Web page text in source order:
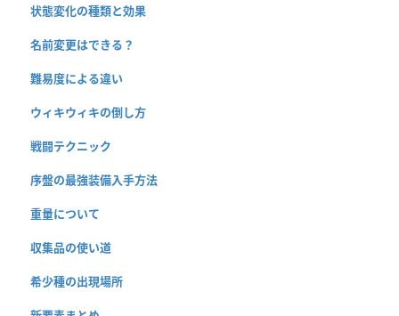
状態変化の種類と効果
名前変更はできる？
難易度による違い
ウィキウィキの倒し方
戦闘テクニック
序盤の最強装備入手方法
重量について
収集品の使い道
希少種の出現場所